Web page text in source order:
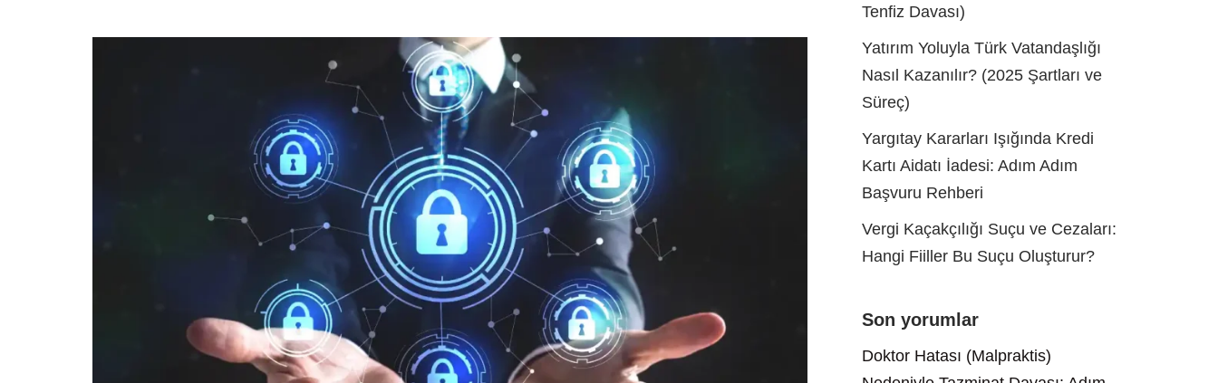
Tenfiz Davası)
Yatırım Yoluyla Türk Vatandaşlığı
Nasıl Kazanılır? (2025 Şartları ve
Süreç)
Yargıtay Kararları Işığında Kredi
Kartı Aidatı İadesi: Adım Adım
Başvuru Rehberi
Vergi Kaçakçılığı Suçu ve Cezaları:
Hangi Fiiller Bu Suçu Oluşturur?
Son yorumlar
Doktor Hatası (Malpraktis)